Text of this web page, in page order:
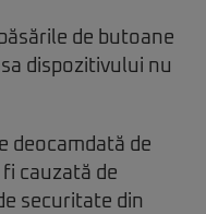
de butoane
dispozitivului nu
deocamdată de
cauzată de
securitate din